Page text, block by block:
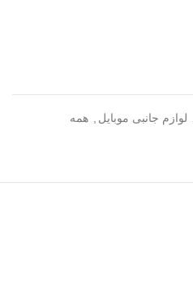
لوازم جانبی موبایل همه